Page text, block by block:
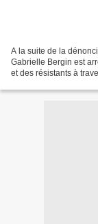
A la suite de la
Gabrielle Bergin est
et des résistants à